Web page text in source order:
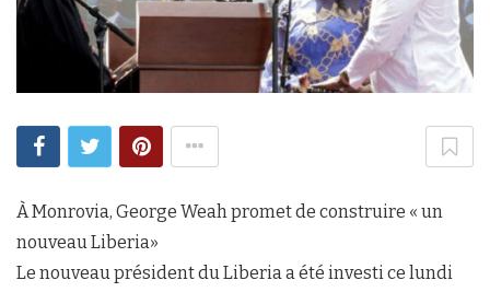
À Monrovia, George Weah promet de construire « un
nouveau Liberia»
Le nouveau président du Liberia a été investi ce lundi